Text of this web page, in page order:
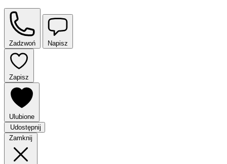
Zadzwoń Napisz
Zapisz
Ulubione
Udostępnij
Zamknij